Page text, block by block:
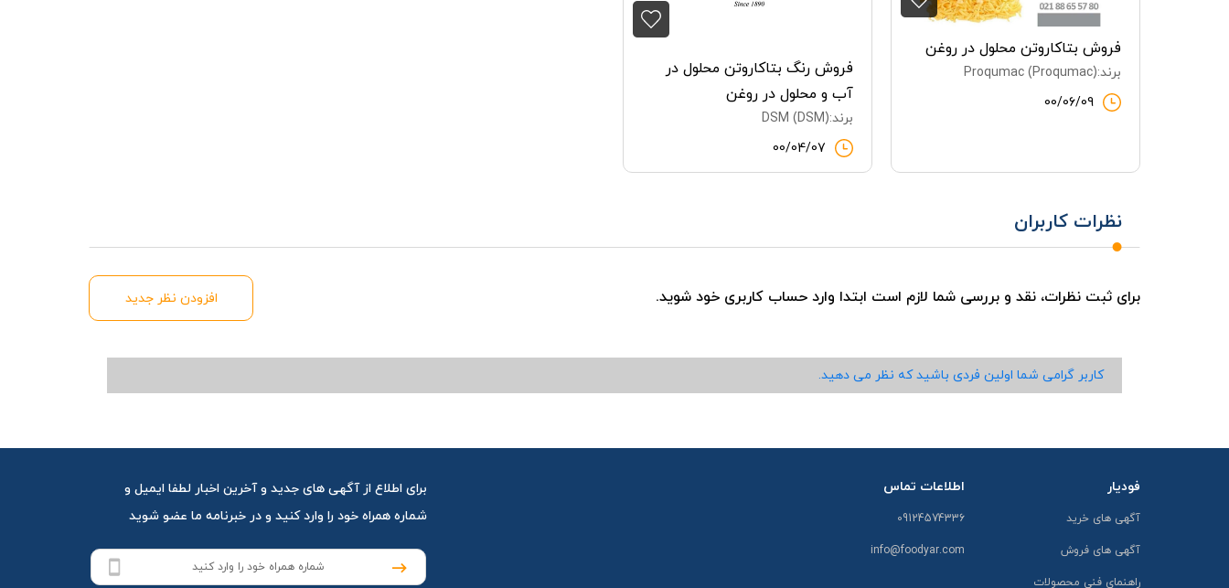
فروش بتاکاروتن محلول در روغن
برند:Proqumac (Proqumac)
00/06/09
فروش رنگ بتاکاروتن محلول در
آب و محلول در روغن
برند:DSM (DSM)
00/04/07
نظرات کاربران
برای ثبت نظرات، نقد و بررسی شما لازم است ابتدا وارد حساب کاربری خود شوید. افزودن نظر جدید
کاربر گرامی شما اولین فردی باشید که نظر می دهید.
فودیار
آگهی های خرید
آگهی های فروش
راهنمای فنی محصولات
اطلاعات تماس
09124574336
info@foodyar.com
برای اطلاع از آگهی های جدید و آخرین اخبار لطفا ایمیل و
شماره همراه خود را وارد کنید و در خبرنامه ما عضو شوید